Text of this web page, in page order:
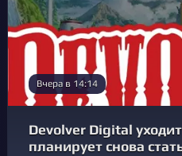
Вчера в 14:14
Devolver Digital
планирует снова